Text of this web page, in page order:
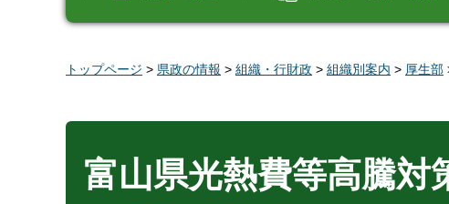
トップページ > 県政の情報 > 組織・行財政 > 組織別案内 > 厚生部
富山県光熱費等高騰対